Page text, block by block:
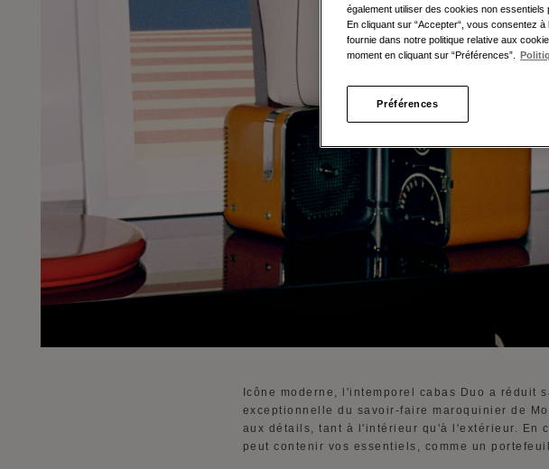
Icône moderne, l'intemporel cabas Duo a réduit
exceptionnelle du savoir-faire maroquinier de
aux détails, tant à l'intérieur qu'à l'extérieur. En
peut contenir vos essentiels, comme un
également utiliser des cookies non
En cliquant sur “Accepter“, vous consentez
fournie dans notre politique relative aux
moment en cliquant sur “Préférences”.
Préférences